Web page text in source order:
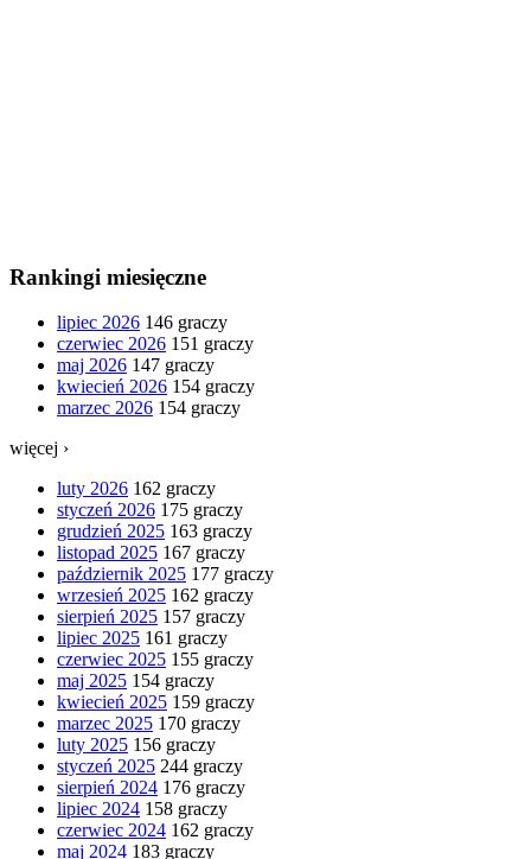
Rankingi miesięczne
lipiec 2026 146 graczy
czerwiec 2026 151 graczy
maj 2026 147 graczy
kwiecień 2026 154 graczy
marzec 2026 154 graczy
więcej ›
luty 2026 162 graczy
styczeń 2026 175 graczy
grudzień 2025 163 graczy
listopad 2025 167 graczy
październik 2025 177 graczy
wrzesień 2025 162 graczy
sierpień 2025 157 graczy
lipiec 2025 161 graczy
czerwiec 2025 155 graczy
maj 2025 154 graczy
kwiecień 2025 159 graczy
marzec 2025 170 graczy
luty 2025 156 graczy
styczeń 2025 244 graczy
sierpień 2024 176 graczy
lipiec 2024 158 graczy
czerwiec 2024 162 graczy
maj 2024 183 graczy